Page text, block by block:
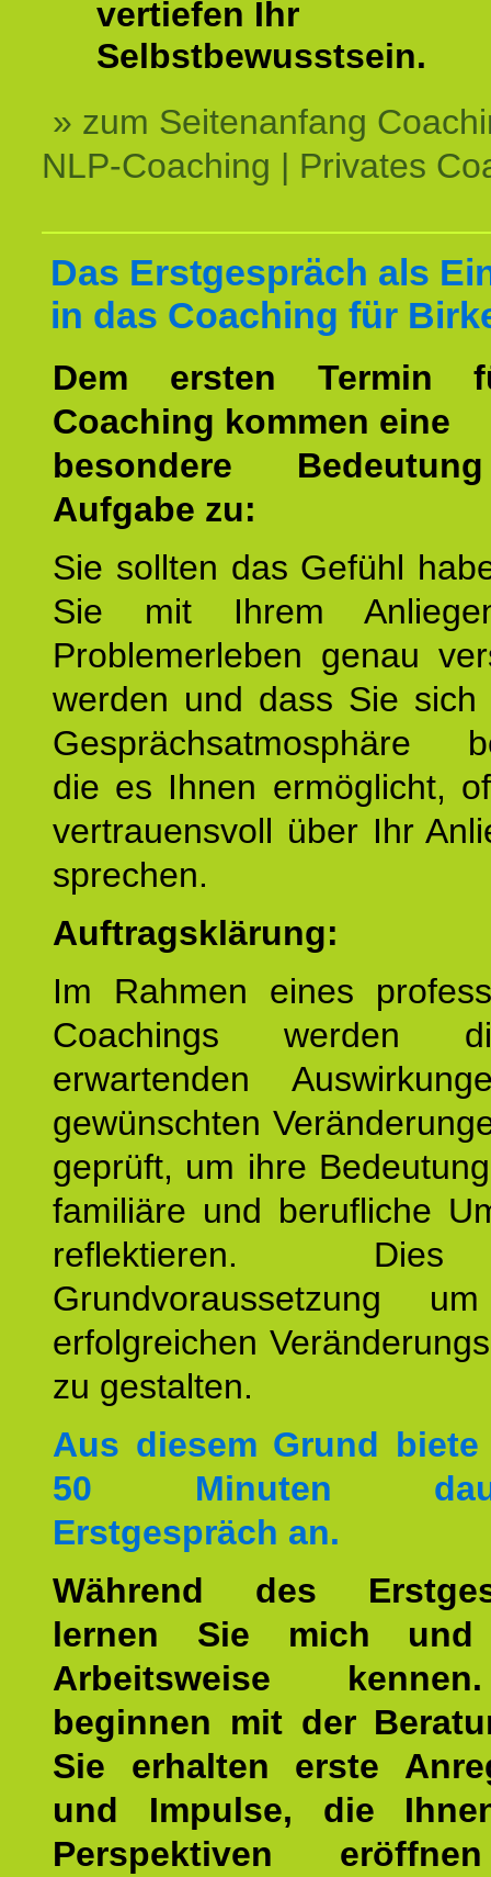
vertiefen Ihr
Selbstbewusstsein.
» zum Seitenanfang
NLP-Coaching | Privates
Das Erstgespräch als
in das Coaching für
Dem ersten Termin
Coaching kommen eine
besondere
Aufgabe zu:
Sie sollten das Gefühl
Sie mit Ihrem
Problemerleben genau
werden und dass Sie sich
Gesprächsatmosphäre
die es Ihnen ermöglicht,
vertrauensvoll über Ihr
sprechen.
Auftragsklärung:
Im Rahmen eines
Coachings werden
erwartenden
gewünschten
geprüft, um ihre
familiäre und berufliche
reflektieren.
Grundvoraussetzung
erfolgreichen
zu gestalten.
Aus diesem Grund
50 Minuten
Erstgespräch an.
Während des
lernen Sie mich und
Arbeitsweise
beginnen mit der
Sie erhalten erste
und Impulse, die
Perspektiven